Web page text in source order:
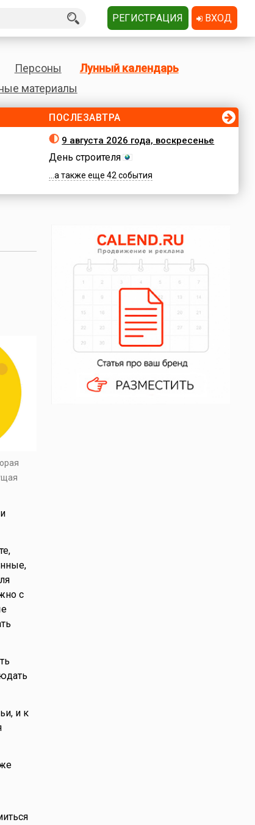
Персоны
Лунный календарь
материалы
ПОСЛЕЗАВТРА
9 августа 2026 года, воскресенье
День строителя
...а также еще 42 события
с
и к
РЕГИСТРАЦИЯ ВХОД